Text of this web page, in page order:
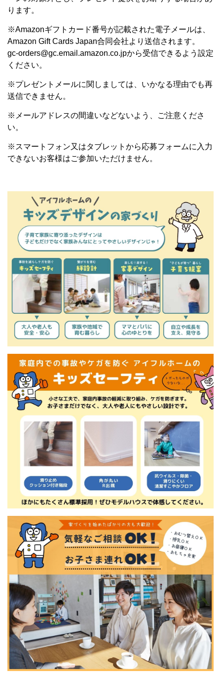
ります。
※Amazonギフトカード番号が記載された電子メールは、
Amazon Gift Cards Japan合同会社より送信されます。
gc-orders@gc.email.amazon.co.jpから受信できるよう設定
ください。
※プレゼントメールに関しましては、いかなる理由でも再
送信できません。
※メールアドレスの間違いなどないよう、ご注意くださ
い。
※スマートフォン又はタブレットから応募フォームに入力
できないお客様はご参加いただけません。